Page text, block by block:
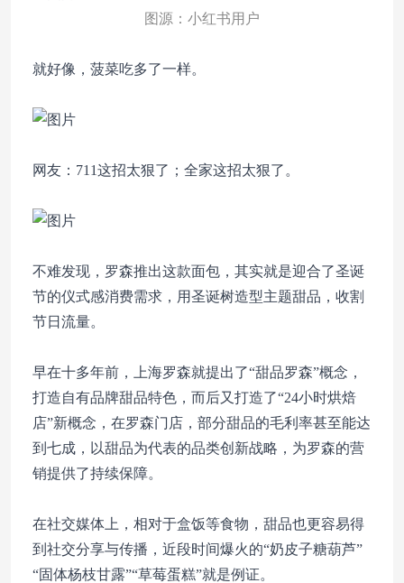
图源：小红书用户
就好像，菠菜吃多了一样。
网友：711这招太狠了；全家这招太狠了。
不难发现，罗森推出这款面包，其实就是迎合了圣诞
节的仪式感消费需求，用圣诞树造型主题甜品，收割
节日流量。
早在十多年前，上海罗森就提出了“甜品罗森”概念，
打造自有品牌甜品特色，而后又打造了“24小时烘焙
店”新概念，在罗森门店，部分甜品的毛利率甚至能达
到七成，以甜品为代表的品类创新战略，为罗森的营
销提供了持续保障。
在社交媒体上，相对于盒饭等食物，甜品也更容易得
到社交分享与传播，近段时间爆火的“奶皮子糖葫芦”
“固体杨枝甘露”“草莓蛋糕”就是例证。